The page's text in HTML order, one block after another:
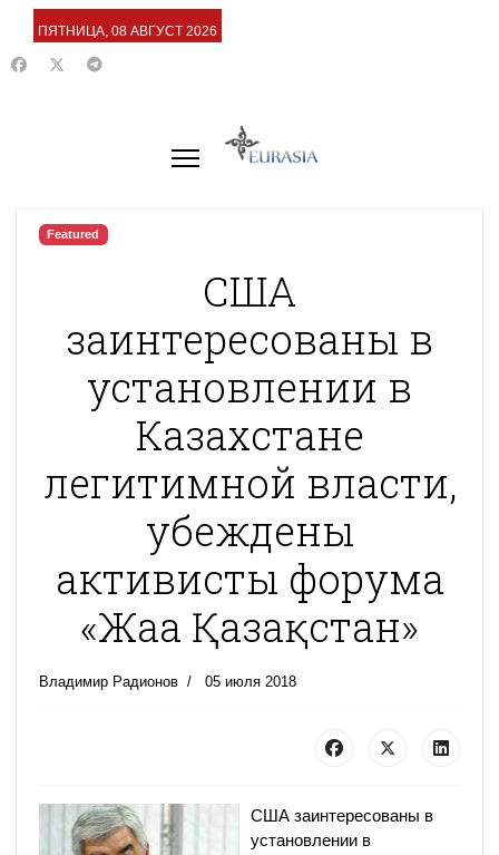
ПЯТНИЦА, 08 АВГУСТ 2026
Featured
США
заинтересованы в
установлении в
Казахстане
легитимной власти,
убеждены
активисты форума
«Жаңа Қазақстан»
Владимир Радионов 05 июля 2018
США заинтересованы в
установлении в